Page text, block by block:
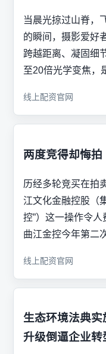
当晨光掠过山脊，
的瞬间，摄影爱好
跨越距离、凝固细
至20倍光学变焦，
线上配资官网
两度竞得却悔
历经多轮竞买在
江文化金融控股（
控”）这一操作令
曲江金控今年第二
线上配资官网
生态环境法典
升级倒逼企业转